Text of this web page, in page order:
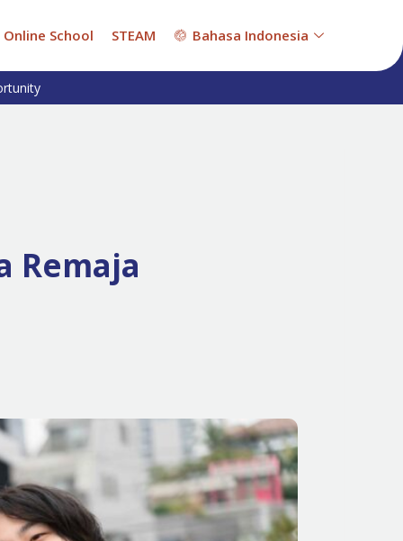
Online School STEAM Bahasa Indonesia
Remaja